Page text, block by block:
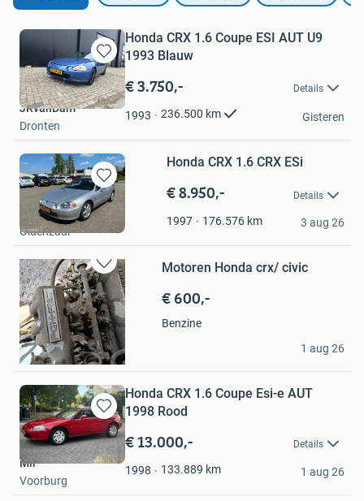
Bewaren
in
Mijn
Favorieten
Honda CRX 1.6 Coupe ESI AUT U9
1993 Blauw
€ 3.750,- Details
1993 236.500 km
JRvanDam
Dronten
Gisteren
Bewaren
in
Mijn
Favorieten
Honda CRX 1.6 CRX ESi
€ 8.950,- Details
1997 176.576 km
Rob Wolthuis Auto's
Oldenzaal
3 aug 26
Bewaren
in
Mijn
Favorieten
Motoren Honda crx/ civic
€ 600,-
Benzine
Aanbieder
Swifterbant
1 aug 26
Bewaren
in
Mijn
Favorieten
Honda CRX 1.6 Coupe Esi-e AUT
1998 Rood
€ 13.000,- Details
1998 133.889 km
Mir
Voorburg
1 aug 26